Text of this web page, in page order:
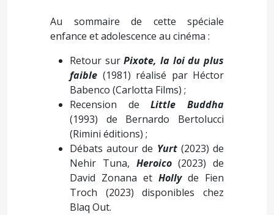
Au sommaire de cette spéciale
enfance et adolescence au cinéma :
Retour surPixote, la loi du plus
faible (1981) réalisé par Héctor
Babenco (Carlotta Films) ;
Recension deLittle Buddha
(1993) de Bernardo Bertolucci
(Rimini éditions) ;
Débats autour de Yurt(2023) de
Nehir Tuna, Heroico(2023) de
David Zonana et Hollyde Fien
Troch (2023) disponibles chez
Blaq Out.